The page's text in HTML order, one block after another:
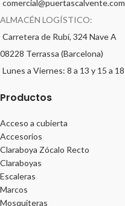
comercial@puertascalvente.com
ALMACÉN LOGÍSTICO:
Carretera de Rubí, 324 Nave A
08228 Terrassa (Barcelona)
Lunes a Viernes: 8 a 13 y 15 a 18
Productos
Acceso a cubierta
Accesorios
Claraboya Zócalo Recto
Claraboyas
Escaleras
Marcos
Mosquiteras